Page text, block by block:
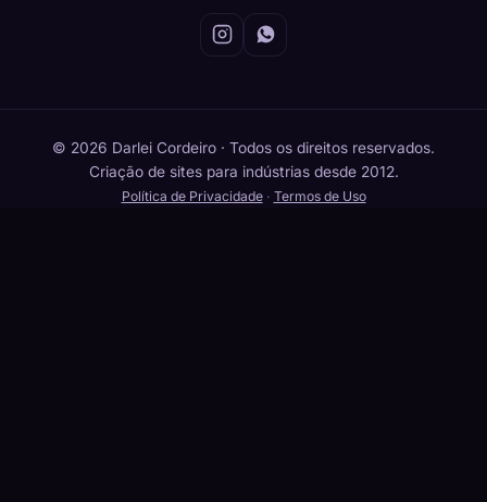
© 2026 Darlei Cordeiro · Todos os direitos reservados.
Criação de sites para indústrias desde 2012.
Política de Privacidade· Termos de Uso